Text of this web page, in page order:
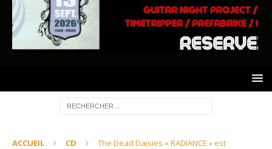
ACCUEIL CD
The Dead Daisies « RADIANCE » est